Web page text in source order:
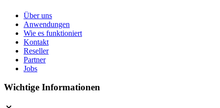
Über uns
Anwendungen
Wie es funktioniert
Kontakt
Reseller
Partner
Jobs
Wichtige Informationen